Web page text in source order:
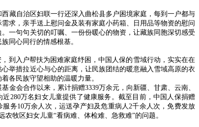
藏自治区妇联一行还深入曲松县多户困境家庭，每到一户都与
求，亲手送上慰问金及装有家庭小药箱、日用品等物资的慰问
一句句关切的叮嘱、一份份暖心的物资，让藏族同胞深切感受
同心同行的情感根基。
入户帮扶为困难家庭纾困，中国人保的雪域行动，实实在在
举措拉近心与心的距离，让民族团结的暖意融入雪域高原的衣
各民族守望相助的温暖力量。
金会合作以来，累计捐赠3339万余元，向新疆、甘肃、云南、
280万名妇女儿童提供了健康服务。截至目前，中国人保捐赠
务10万余人次，运送孕产妇及危重病人2千余人次，免费发放
牧区妇女儿童“看病难、体检难、急救难”的问题。